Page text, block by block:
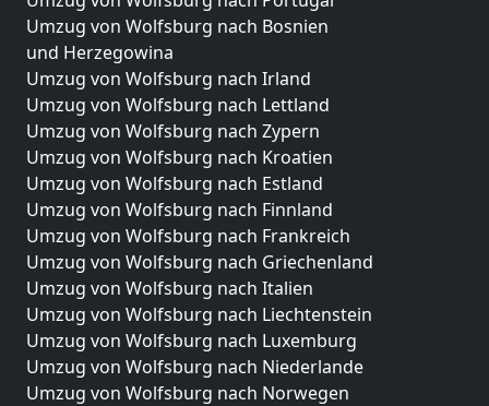
Umzug von Wolfsburg nach Bosnien
und Herzegowina
Umzug von Wolfsburg nach Irland
Umzug von Wolfsburg nach Lettland
Umzug von Wolfsburg nach Zypern
Umzug von Wolfsburg nach Kroatien
Umzug von Wolfsburg nach Estland
Umzug von Wolfsburg nach Finnland
Umzug von Wolfsburg nach Frankreich
Umzug von Wolfsburg nach Griechenland
Umzug von Wolfsburg nach Italien
Umzug von Wolfsburg nach Liechtenstein
Umzug von Wolfsburg nach Luxemburg
Umzug von Wolfsburg nach Niederlande
Umzug von Wolfsburg nach Norwegen